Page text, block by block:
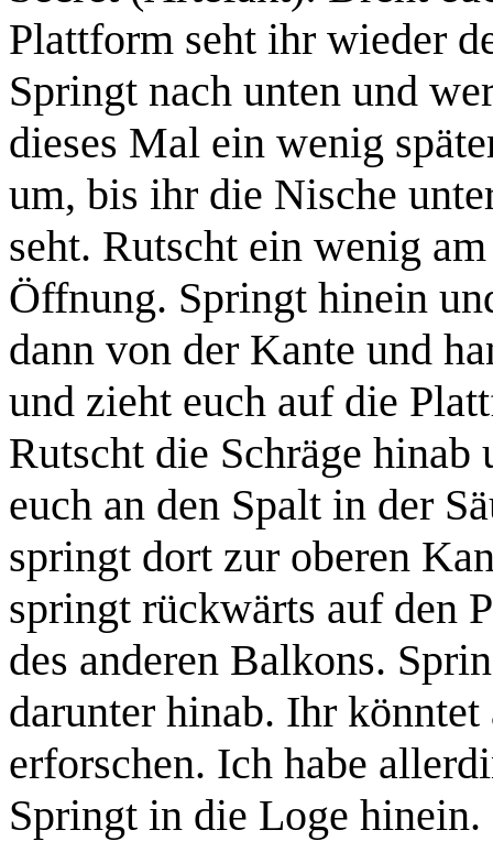
Plattform seht ihr wieder
Springt nach unten und
dieses Mal ein wenig
um, bis ihr die Nische
seht. Rutscht ein wenig
Öffnung. Springt hinein
dann von der Kante und
und zieht euch auf die
Rutscht die Schräge
euch an den Spalt in der
springt dort zur oberen
springt rückwärts auf den
des anderen Balkons.
darunter hinab. Ihr könntet
erforschen. Ich habe
Springt in die Loge hinein.